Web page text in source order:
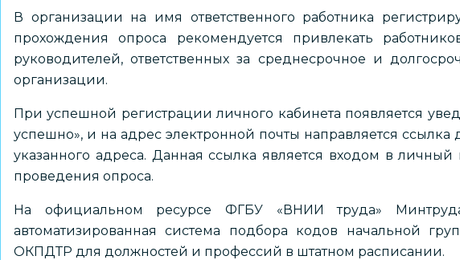
В организации на имя ответственного работника
прохождения опроса рекомендуется привлекать
руководителей, ответственных за среднесрочное и
организации.
При успешной регистрации личного кабинета появляется
успешно», и на адрес электронной почты направляется
указанного адреса. Данная ссылка является входом в
проведения опроса.
На официальном ресурсе ФГБУ «ВНИИ труда»
автоматизированная система подбора кодов начальной
ОКПДТР для должностей и профессий в штатном расписании.